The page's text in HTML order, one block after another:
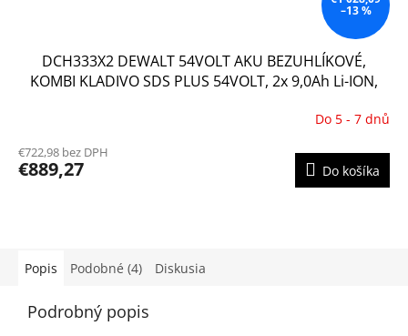
–13 %
DCH333X2 DEWALT 54VOLT AKU BEZUHLÍKOVÉ,
KOMBI KLADIVO SDS PLUS 54VOLT, 2x 9,0Ah Li-ION,
Do 5 - 7 dnů
€722,98 bez DPH
€889,27 Do košíka
Popis Podobné (4) Diskusia
Podrobný popis